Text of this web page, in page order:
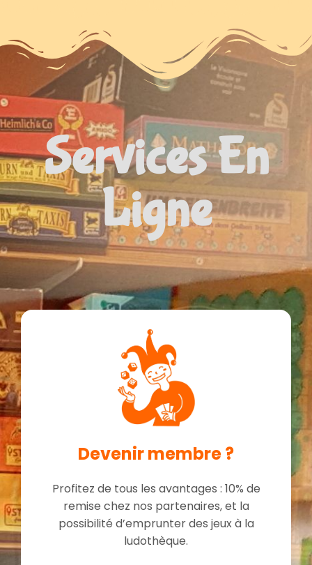
Services En
Ligne
Devenir membre ?
Profitez de tous les avantages : 10% de
remise chez nos partenaires, et la
possibilité d’emprunter des jeux à la
ludothèque.